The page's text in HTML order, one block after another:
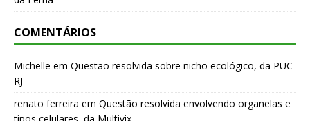
COMENTÁRIOS
Michelle em Questão resolvida sobre nicho ecológico, da PUC
RJ
renato ferreira em Questão resolvida envolvendo organelas e